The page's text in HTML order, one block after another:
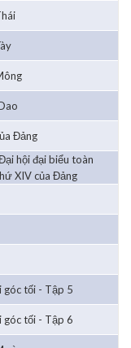
Đảng
hội đại biểu toàn
XIV của Đảng
góc tối - Tập 5
góc tối - Tập 6